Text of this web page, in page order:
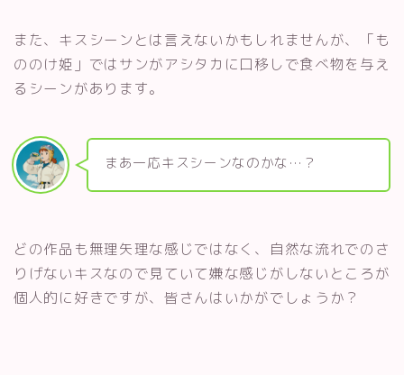
また、キスシーンとは言えないかもしれませんが、「も
ののけ姫」ではサンがアシタカに口移しで食べ物を与え
るシーンがあります。
まあ一応キスシーンなのかな…？
どの作品も無理矢理な感じではなく、自然な流れでのさ
りげないキスなので見ていて嫌な感じがしないところが
個人的に好きですが、皆さんはいかがでしょうか？